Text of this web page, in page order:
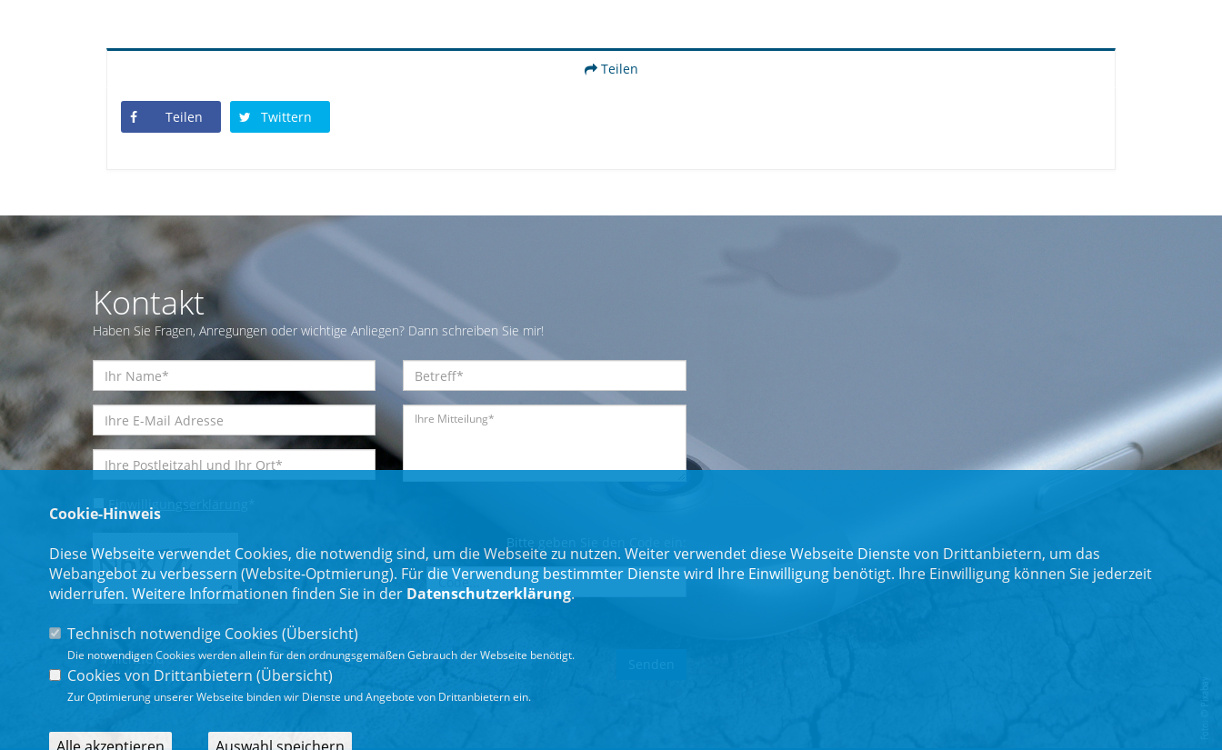
Teilen
Teilen Twittern
Kontakt
Haben Sie Fragen, Anregungen oder wichtige Anliegen? Dann schreiben Sie mir!
Einwilligungserklärung
Bitte geben Sie den Code ein:
* Pflichtfeld
Cookie-Hinweis
Diese Webseite verwendet Cookies, die notwendig sind, um die Webseite zu nutzen. Weiter verwendet diese Webseite Dienste von Drittanbietern, um das
Webangebot zu verbessern (Website-Optmierung). Für die Verwendung bestimmter Dienste wird Ihre Einwilligung benötigt. Ihre Einwilligung können Sie jederzeit
widerrufen. Weitere Informationen finden Sie in der Datenschutzerklärung.
Technisch notwendige Cookies (Übersicht)
Die notwendigen Cookies werden allein für den ordnungsgemäßen Gebrauch der Webseite benötigt.
Cookies von Drittanbietern (Übersicht)
Zur Optimierung unserer Webseite binden wir Dienste und Angebote von Drittanbietern ein.